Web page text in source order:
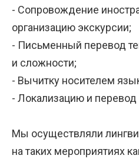
- Сопровождение
организацию экскурсии;
- Письменный перевод
и сложности;
- Вычитку носителем
- Локализацию и перевод
Мы осуществляли
на таких мероприятиях